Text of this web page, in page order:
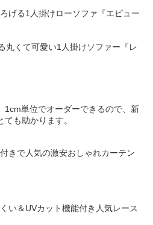
げる1人掛けローソファ『エピュー
丸くて可愛い1人掛けソファー『レ
1cm単位でオーダーできるので、新
も助かります。
きで人気の激安おしゃれカーテン
い＆UVカット機能付き人気レース